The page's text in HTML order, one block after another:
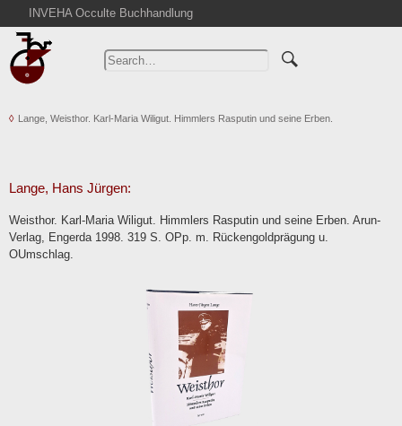
INVEHA Occulte Buchhandlung
Home
Advanced Search
Cart
Contact
Terms
Lange, Weisthor. Karl-Maria Wiligut. Himmlers Rasputin und seine Erben.
Lange, Hans Jürgen:
Weisthor. Karl-Maria Wiligut. Himmlers Rasputin und seine Erben. Arun-
Verlag, Engerda 1998. 319 S. OPp. m. Rückengoldprägung u.
OUmschlag.